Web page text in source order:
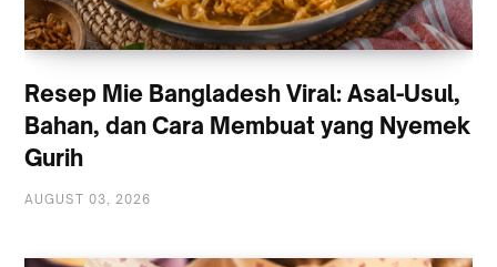
Resep Mie Bangladesh Viral: Asal-Usul,
Bahan, dan Cara Membuat yang Nyemek
Gurih
AUGUST 03, 2026